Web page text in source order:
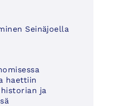
Seinäjoella
haettiin
ja